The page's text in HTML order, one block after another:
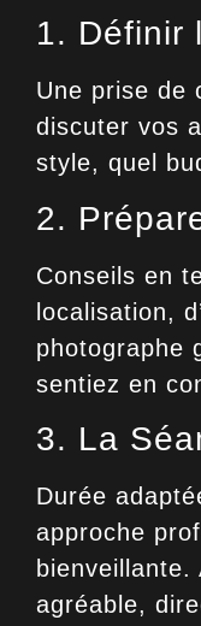
1. Définir
Une prise de
discuter vos
style, quel
2.
Conseils en
localisation,
photographe
sentiez en
3. La
Durée
approche
bienveillante.
agréable,